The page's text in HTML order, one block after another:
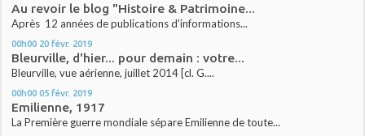
Au revoir le blog "Histoire & Patrimoine...
Après 12 années de publications d'informations...
00h00 20 févr. 2019
Bleurville, d'hier... pour demain : votre...
Bleurville, vue aérienne, juillet 2014 [cl. G....
00h00 05 févr. 2019
Emilienne, 1917
La Première guerre mondiale sépare Emilienne de toute...